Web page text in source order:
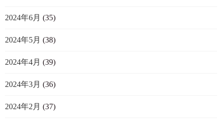
2024年6月 (35)
2024年5月 (38)
2024年4月 (39)
2024年3月 (36)
2024年2月 (37)